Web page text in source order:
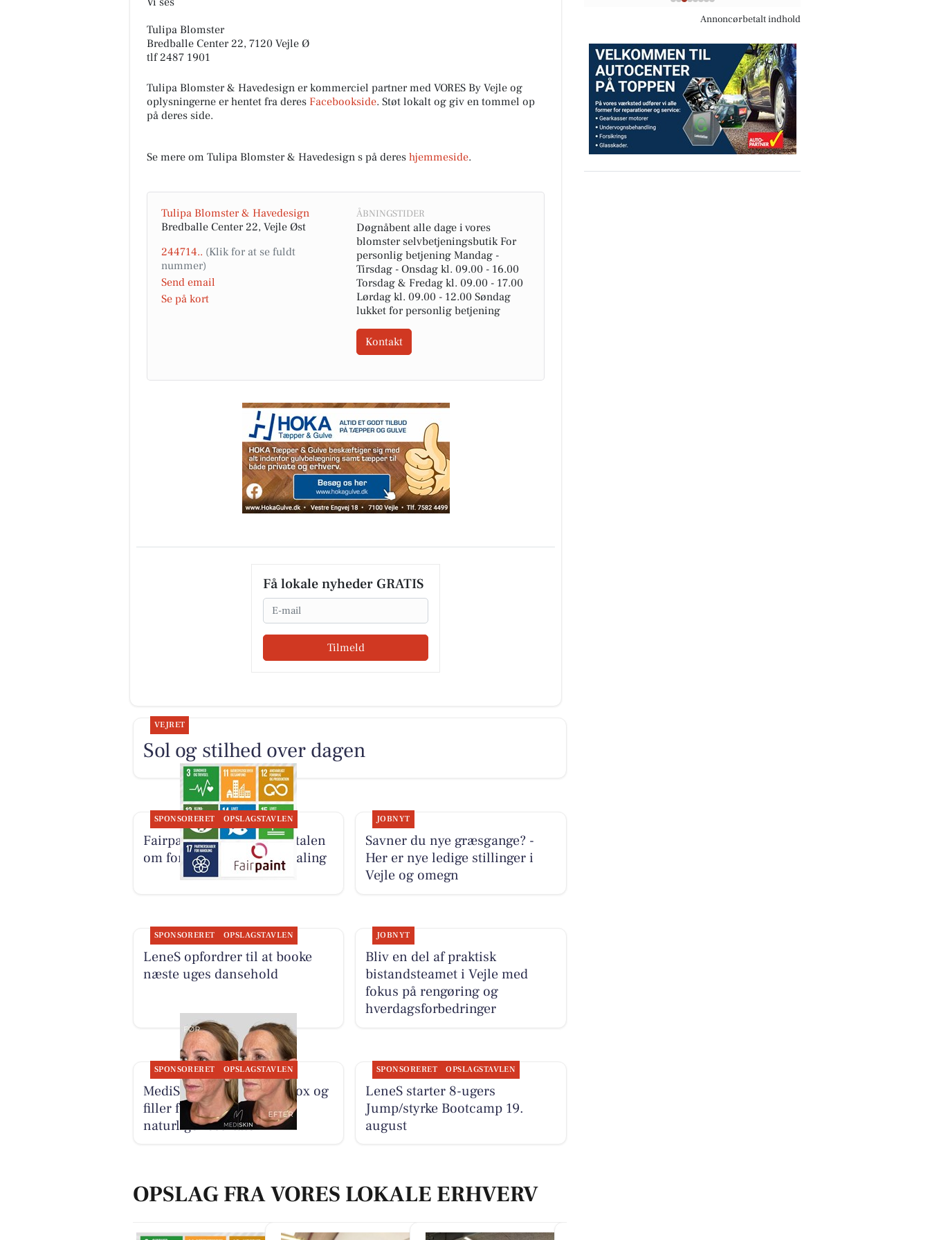
Tulipa Blomster
Bredballe Center 22, 7120 Vejle Ø
tlf 2487 1901
Tulipa Blomster & Havedesign er kommerciel partner med VORES By Vejle og
oplysningerne er hentet fra deres Facebookside. Støt lokalt og giv en tommel op
på deres side.
Se mere om Tulipa Blomster & Havedesign s på deres hjemmeside.
Tulipa Blomster & Havedesign
Bredballe Center 22, Vejle Øst
244714..
Send email
Se på kort
ÅBNINGSTIDER
Døgnåbent alle dage i vores
blomster selvbetjeningsbutik For
personlig betjening Mandag -
Tirsdag - Onsdag kl. 09.00 - 16.00
Torsdag & Fredag kl. 09.00 - 17.00
Lørdag kl. 09.00 - 12.00 Søndag
lukket for personlig betjening
Kontakt
Få lokale nyheder GRATIS
Email
Tilmeld
Annoncørbetalt indhold
VEJRET
Sol og stilhed over dagen
SPONSORERET OPSLAGSTAVLEN
Fairpaint ApS starter samtalen
om fortsat brug af plastmaling
JOBNYT
Savner du nye græsgange? -
Her er nye ledige stillinger i
Vejle og omegn
SPONSORERET OPSLAGSTAVLEN
LeneS opfordrer til at booke
næste uges dansehold
JOBNYT
Bliv en del af praktisk
bistandsteamet i Vejle med
fokus på rengøring og
hverdagsforbedringer
SPONSORERET OPSLAGSTAVLEN
MediSkin kombinerer botox og
filler for harmoniske og
naturlige resultater
SPONSORERET OPSLAGSTAVLEN
LeneS starter 8-ugers
Jump/styrke Bootcamp 19.
august
OPSLAG FRA VORES LOKALE ERHVERV